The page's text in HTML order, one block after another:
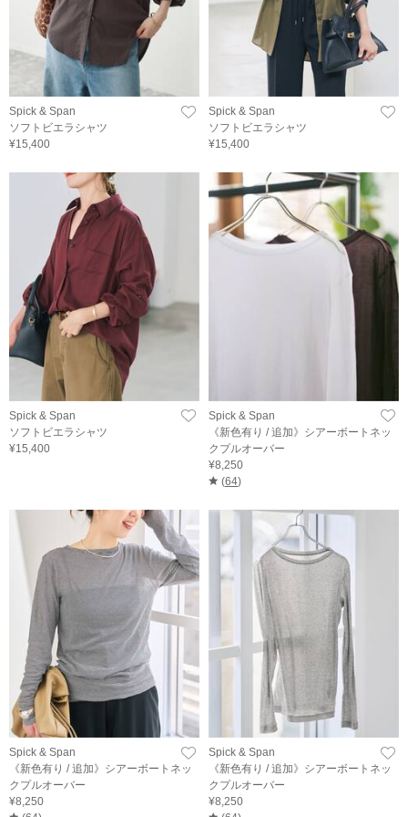
Spick & Span
ソフトビエラシャツ
¥15,400
Spick & Span
ソフトビエラシャツ
¥15,400
Spick & Span
ソフトビエラシャツ
¥15,400
Spick & Span
《新色有り / 追加》シアーボートネッ
クプルオーバー
¥8,250
(64)
Spick & Span
《新色有り / 追加》シアーボートネッ
クプルオーバー
¥8,250
Spick & Span
《新色有り / 追加》シアーボートネッ
クプルオーバー
¥8,250